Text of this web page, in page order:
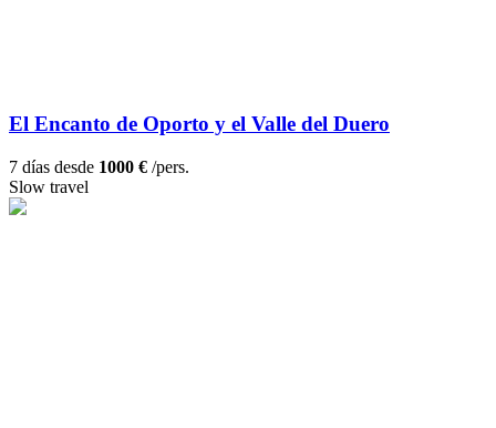
El Encanto de Oporto y el Valle del Duero
7 días desde 1000 € /pers.
Slow travel